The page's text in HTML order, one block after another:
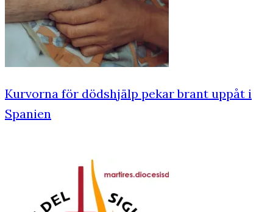
Kurvorna för dödshjälp pekar brant uppåt i
Spanien